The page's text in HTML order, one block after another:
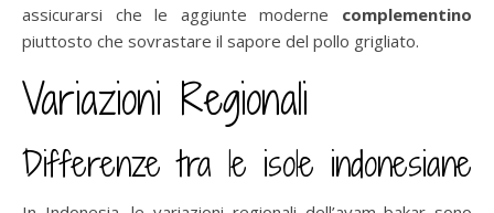
assicurarsi che le aggiunte moderne complementino
piuttosto che sovrastare il sapore del pollo grigliato.
Variazioni Regionali
Differenze tra le isole indonesiane